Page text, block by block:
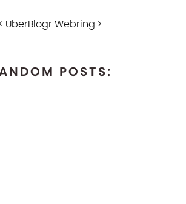
UberBlogr Webring >
POSTS: